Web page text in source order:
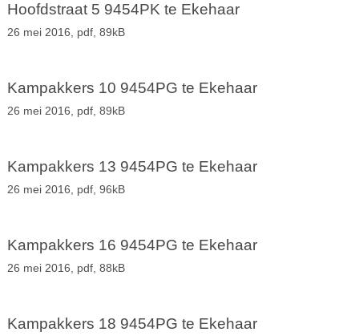
Hoofdstraat 5 9454PK te Ekehaar
26 mei 2016, pdf, 89kB
Kampakkers 10 9454PG te Ekehaar
26 mei 2016, pdf, 89kB
Kampakkers 13 9454PG te Ekehaar
26 mei 2016, pdf, 96kB
Kampakkers 16 9454PG te Ekehaar
26 mei 2016, pdf, 88kB
Kampakkers 18 9454PG te Ekehaar